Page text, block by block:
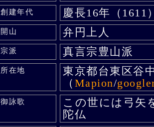
創建年代 慶長16年（1611
開山 弁円上人
宗派 真言宗豊山派
所在地
東京都台東区
（ Mapion/
御詠歌
この世には弓
陀仏